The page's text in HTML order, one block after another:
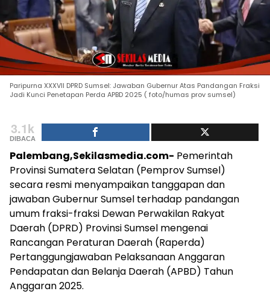
Paripurna XXXVII DPRD Sumsel: Jawaban Gubernur Atas Pandangan Fraksi
Jadi Kunci Penetapan Perda APBD 2025 ( foto/humas prov sumsel)
3.1k
DIBACA
Palembang,Sekilasmedia.com- Pemerintah
Provinsi Sumatera Selatan (Pemprov Sumsel)
secara resmi menyampaikan tanggapan dan
jawaban Gubernur Sumsel terhadap pandangan
umum fraksi-fraksi Dewan Perwakilan Rakyat
Daerah (DPRD) Provinsi Sumsel mengenai
Rancangan Peraturan Daerah (Raperda)
Pertanggungjawaban Pelaksanaan Anggaran
Pendapatan dan Belanja Daerah (APBD) Tahun
Anggaran 2025.